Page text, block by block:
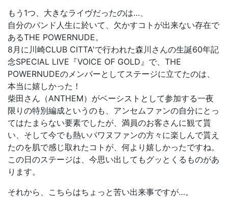
もう1つ、大きなライヴだったのは…、
自分のバンド人生に於いて、欠かすコトが出来ない存在で
あるTHE POWERNUDE。
8月に川崎CLUB CITTA'で行われた森川さんの生誕60年記
念SPECIAL LIVE『VOICE OF GOLD』で、THE
POWERNUDEのメンバーとしてステージに立てたのは、
本当に嬉しかった！
柴田さん（ANTHEM）がベーシストとして参加する一夜
限りの特別編成というのも、アンセムファンの自分にとっ
てはたまらない要素でしたが、満員のお客さんに観て貰
い、そして今でも熱いパワヌファンの方々に楽しんで貰え
たのを肌で感じ取れたコトが、何より嬉しかったですね。
この日のステージは、今思い出してもグッとくるものがあ
ります。
それから、こちらはちょっと苦い出来事ですが…。